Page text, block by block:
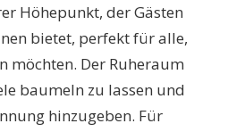
Höhepunkt, der Gästen
bietet, perfekt für alle,
möchten. Der Ruheraum
baumeln zu lassen und
hinzugeben. Für